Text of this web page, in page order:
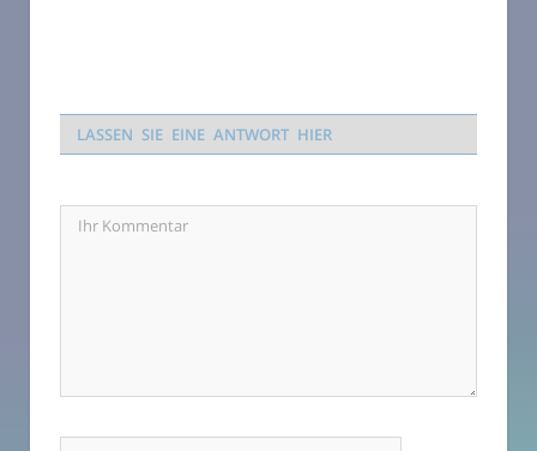
LASSEN SIE EINE ANTWORT HIER